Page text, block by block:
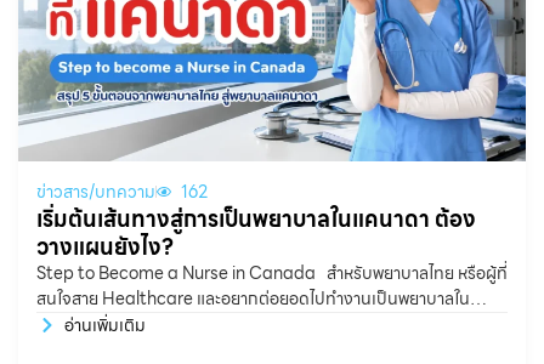
ข่าวสาร/บทความ 162
เริ่มต้นเส้นทางสู่การเป็นพยาบาลในแคนาดา ต้อง
วางแผนยังไง?
Step to Become a Nurse in Canada สำหรับพยาบาลไทย หรือผู้ที่
สนใจสาย Healthcare และอยากต่อยอดไปทำงานเป็นพยาบาลใน
แคนาดา หลายคนอาจสงสัยว่า ต้องเริ่มจากตรงไหน?
อ่านเพิ่มเติม